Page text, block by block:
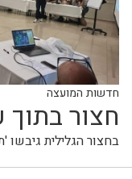
חדשות המועצה
חצור בתוך
בחצור הגלילית גיבשו